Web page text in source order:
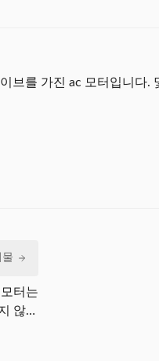
브를 가진 ac 모터입니다.
물
터는
않습